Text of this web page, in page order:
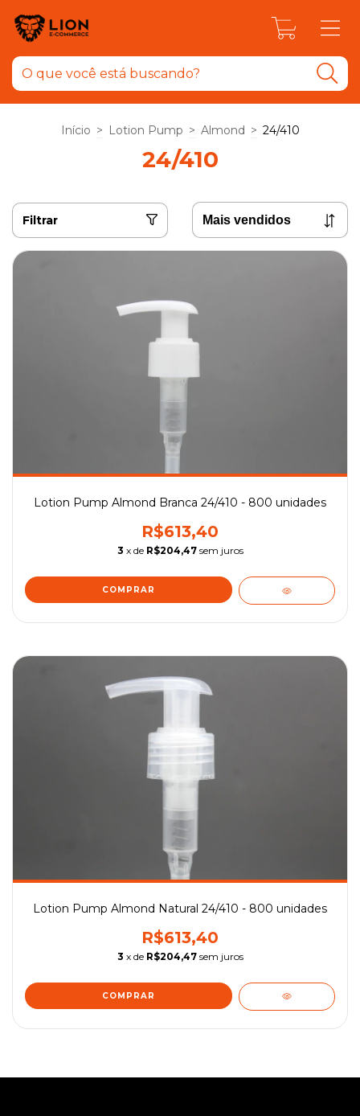
Início > Lotion Pump > Almond > 24/410
24/410
Filtrar
Lotion Pump Almond Branca 24/410 - 800 unidades
R$613,40
3 x de R$204,47 sem juros
Lotion Pump Almond Natural 24/410 - 800 unidades
R$613,40
3 x de R$204,47 sem juros